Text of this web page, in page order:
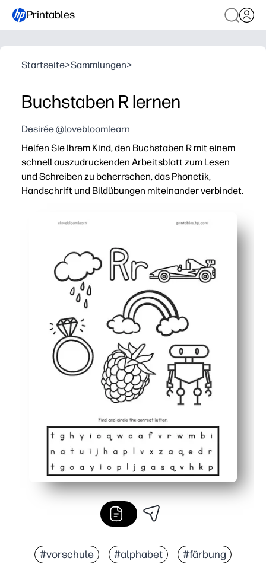
Printables
Startseite>Sammlungen>
Buchstaben R lernen
Desirée @lovebloomlearn
Helfen Sie Ihrem Kind, den Buchstaben R mit einem
schnell auszudruckenden Arbeitsblatt zum Lesen
und Schreiben zu beherrschen, das Phonetik,
Handschrift und Bildübungen miteinander verbindet.
Keine Vorbereitung — einfach ausdrucken und los
Baut die Erkennung von Groß- und Kleinbuchstaben R
Stärkt die Geräuschwahrnehmung am Anfang, indem
Beschäftigt Kinder mit kleinen Aufgaben, die in den
#vorschule #alphabet #färbung